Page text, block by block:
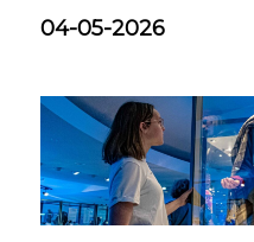
04-05-2026